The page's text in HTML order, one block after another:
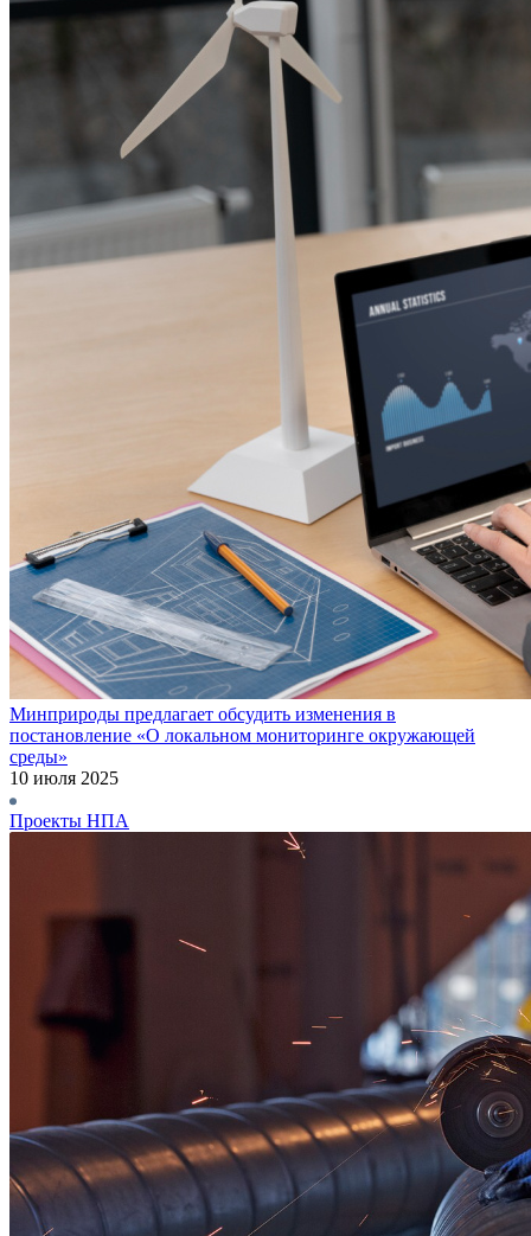
Минприроды предлагает обсудить изменения в
постановление «О локальном мониторинге окружающей
среды»
10 июля 2025
Проекты НПА